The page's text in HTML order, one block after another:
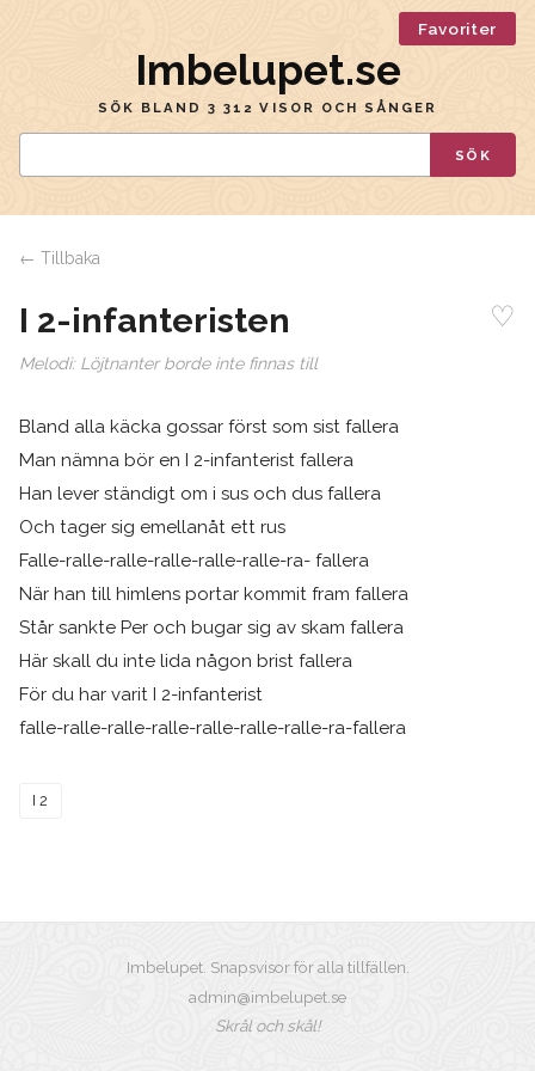
Favoriter
Imbelupet.se
SÖK BLAND 3 312 VISOR OCH SÅNGER
SÖK
← Tillbaka
I 2-infanteristen ♡
Melodi: Löjtnanter borde inte finnas till
Bland alla käcka gossar först som sist fallera
Man nämna bör en I 2-infanterist fallera
Han lever ständigt om i sus och dus fallera
Och tager sig emellanåt ett rus
Falle-ralle-ralle-ralle-ralle-ralle-ra- fallera
När han till himlens portar kommit fram fallera
Står sankte Per och bugar sig av skam fallera
Här skall du inte lida någon brist fallera
För du har varit I 2-infanterist
falle-ralle-ralle-ralle-ralle-ralle-ralle-ra-fallera
I 2
Imbelupet. Snapsvisor för alla tillfällen.
admin@imbelupet.se
Skrål och skål!